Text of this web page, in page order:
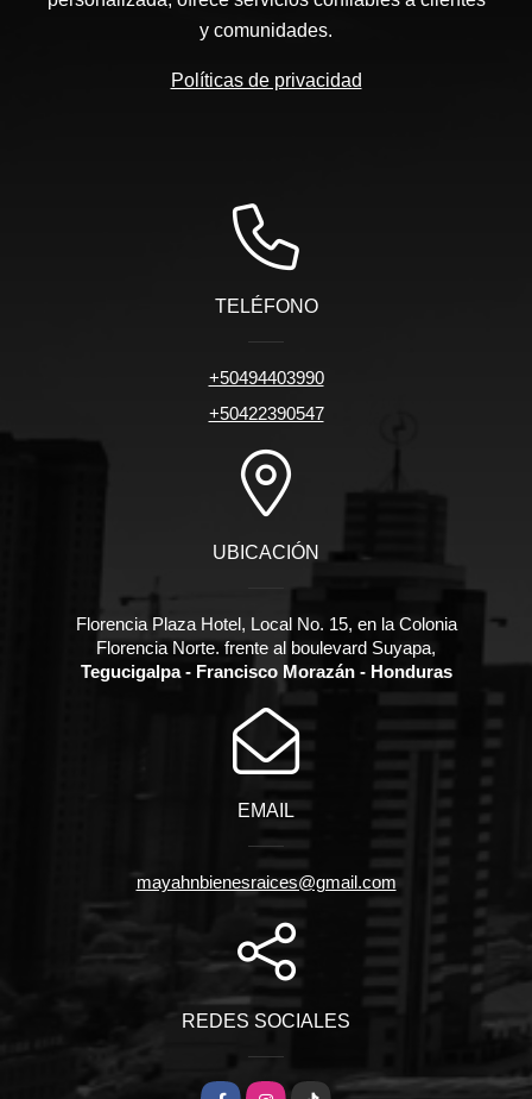
y comunidades.
Políticas de privacidad
TELÉFONO
+50494403990
+50422390547
UBICACIÓN
Florencia Plaza Hotel, Local No. 15, en la Colonia
Florencia Norte. frente al boulevard Suyapa,
Tegucigalpa - Francisco Morazán - Honduras
EMAIL
mayahnbienesraices@gmail.com
REDES SOCIALES